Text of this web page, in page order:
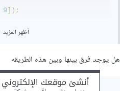
9]);
أي أننا إن أردنا جلب المُستخدم الأول
أظهر المزيد
هل يوجد فرق بينها وبين هذه الطريقه